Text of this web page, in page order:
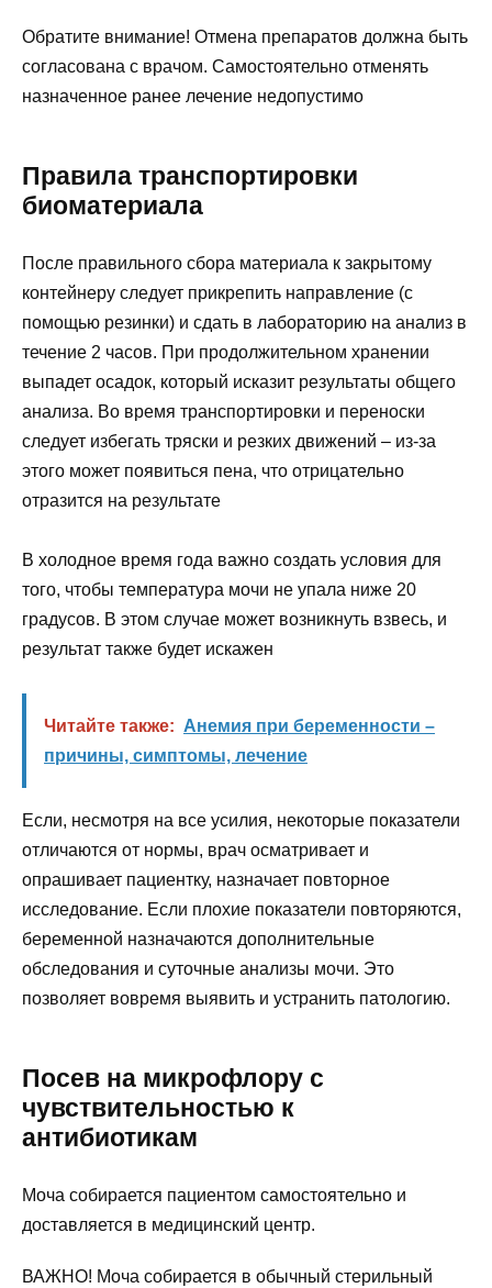
Обратите внимание! Отмена препаратов должна быть
согласована с врачом. Самостоятельно отменять
назначенное ранее лечение недопустимо
Правила транспортировки
биоматериала
После правильного сбора материала к закрытому
контейнеру следует прикрепить направление (с
помощью резинки) и сдать в лабораторию на анализ в
течение 2 часов. При продолжительном хранении
выпадет осадок, который исказит результаты общего
анализа. Во время транспортировки и переноски
следует избегать тряски и резких движений – из-за
этого может появиться пена, что отрицательно
отразится на результате
В холодное время года важно создать условия для
того, чтобы температура мочи не упала ниже 20
градусов. В этом случае может возникнуть взвесь, и
результат также будет искажен
Читайте также: Анемия при беременности –
причины, симптомы, лечение
Если, несмотря на все усилия, некоторые показатели
отличаются от нормы, врач осматривает и
опрашивает пациентку, назначает повторное
исследование. Если плохие показатели повторяются,
беременной назначаются дополнительные
обследования и суточные анализы мочи. Это
позволяет вовремя выявить и устранить патологию.
Посев на микрофлору с
чувствительностью к
антибиотикам
Моча собирается пациентом самостоятельно и
доставляется в медицинский центр.
ВАЖНО! Моча собирается в обычный стерильный